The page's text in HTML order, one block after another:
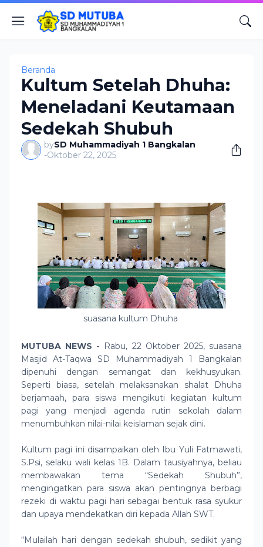
Beranda
Kultum Setelah Dhuha:
Meneladani Keutamaan
Sedekah Shubuh
bySD Muhammadiyah 1 Bangkalan
-Oktober 22, 2025
suasana kultum Dhuha
MUTUBA NEWS - Rabu, 22 Oktober 2025, suasana
Masjid At-Taqwa SD Muhammadiyah 1 Bangkalan
dipenuhi dengan semangat dan kekhusyukan.
Seperti biasa, setelah melaksanakan shalat Dhuha
berjamaah, para siswa mengikuti kegiatan kultum
pagi yang menjadi agenda rutin sekolah dalam
menumbuhkan nilai-nilai keislaman sejak dini.
Kultum pagi ini disampaikan oleh Ibu Yuli Fatmawati,
S.Psi, selaku wali kelas 1B. Dalam tausiyahnya, beliau
membawakan tema “Sedekah Shubuh”,
mengingatkan para siswa akan pentingnya berbagi
rezeki di waktu pagi hari sebagai bentuk rasa syukur
dan upaya mendekatkan diri kepada Allah SWT.
“Mulailah hari dengan sedekah shubuh, sedikit yang